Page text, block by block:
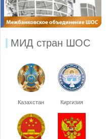
МИД стран ШОС
Казахстан Киргизия